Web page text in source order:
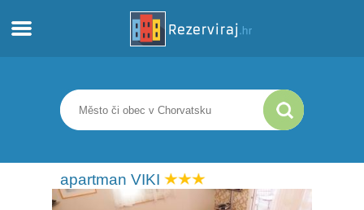
Apartmány
Turistické informace
apartman VIKI